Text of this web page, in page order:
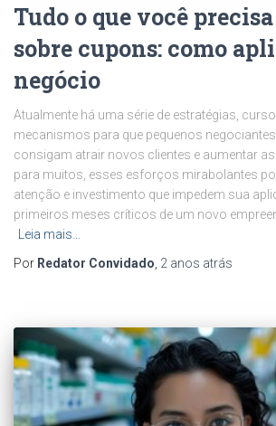
Tudo o que você
sobre cupons: como
negócio
Atualmente há uma série de estratégias,
mecanismos para que pequenos
consigam atrair novos clientes e aumentar as
para muitos, esses esforços mirabolantes
atenção e investimento que impedem sua
primeiros meses críticos de um novo
Leia mais…
Por Redator Convidado 2 anos atrás